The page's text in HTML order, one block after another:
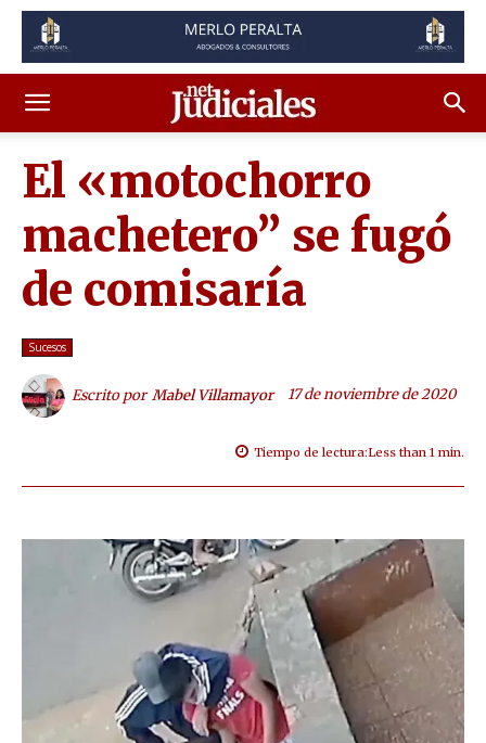
El «motochorro
machetero” se fugó
de comisaría
Sucesos
Escrito por Mabel Villamayor 17 de noviembre de 2020
Tiempo de lectura:Less than 1 min.